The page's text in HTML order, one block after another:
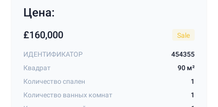
Цена:
£160,000 Sale
ИДЕНТИФИКАТОР
454355
Квадрат
90 м²
Количество спален
1
Количество ванных комнат
1